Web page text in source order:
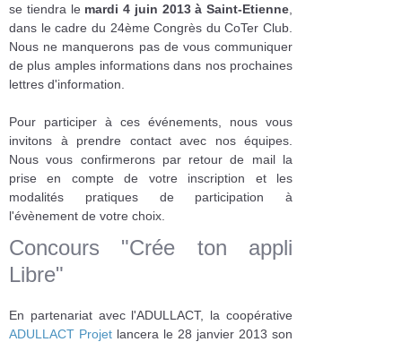
se tiendra le mardi 4 juin 2013 à Saint-Etienne
dans le cadre du 24ème Congrès du CoTer Club.
Nous ne manquerons pas de vous communiquer
de plus amples informations dans nos prochaines
lettres d'information.
Pour participer à ces événements, nous vous
invitons à prendre contact avec nos équipes.
Nous vous confirmerons par retour de mail la
prise en compte de votre inscription et les
modalités pratiques de participation à
l'évènement de votre choix.
Concours "Crée ton appli
Libre"
En partenariat avec l'ADULLACT, la coopérative
ADULLACT Projet lancera le 28 janvier 2013 son